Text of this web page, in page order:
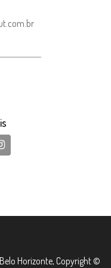
Horizonte, Copyright ©